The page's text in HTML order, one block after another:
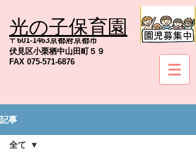
TEL075-571-6845
〒601-1463京都府京都市
伏見区小栗栖中山田町５９
FAX 075-571-6876
光の子保育園
記事
全て